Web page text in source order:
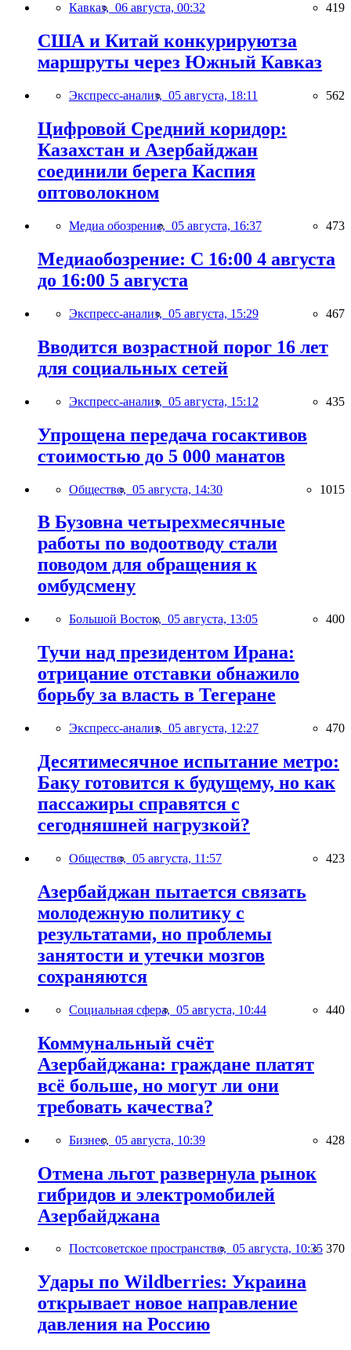
Кавказ, 06 августа, 00:32 419
США и Китай конкурируютза
маршруты через Южный Кавказ
Экспресс-анализ, 05 августа, 18:11 562
Цифровой Средний коридор:
Казахстан и Азербайджан
соединили берега Каспия
оптоволокном
Медиа обозрение, 05 августа, 16:37 473
Медиаобозрение: С 16:00 4 августа
до 16:00 5 августа
Экспресс-анализ, 05 августа, 15:29 467
Вводится возрастной порог 16 лет
для социальных сетей
Экспресс-анализ, 05 августа, 15:12 435
Упрощена передача госактивов
стоимостью до 5 000 манатов
Общество, 05 августа, 14:30 1015
В Бузовна четырехмесячные
работы по водоотводу стали
поводом для обращения к
омбудсмену
Большой Восток, 05 августа, 13:05 400
Тучи над президентом Ирана:
отрицание отставки обнажило
борьбу за власть в Тегеране
Экспресс-анализ, 05 августа, 12:27 470
Десятимесячное испытание метро:
Баку готовится к будущему, но как
пассажиры справятся с
сегодняшней нагрузкой?
Общество, 05 августа, 11:57 423
Азербайджан пытается связать
молодежную политику с
результатами, но проблемы
занятости и утечки мозгов
сохраняются
Социальная сфера, 05 августа, 10:44 440
Коммунальный счёт
Азербайджана: граждане платят
всё больше, но могут ли они
требовать качества?
Бизнес, 05 августа, 10:39 428
Отмена льгот развернула рынок
гибридов и электромобилей
Азербайджана
Постсоветское пространство, 05 августа, 10:35 370
Удары по Wildberries: Украина
открывает новое направление
давления на Россию